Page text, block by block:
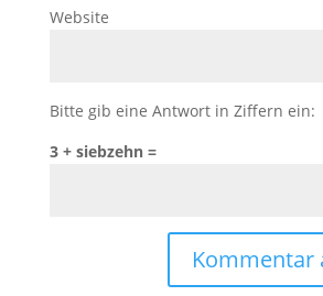
Website
Bitte gib eine Antwort in Ziffern ein:
3 + siebzehn =